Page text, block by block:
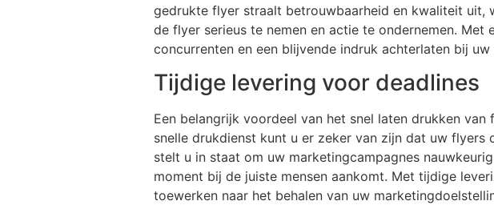
gedrukte flyer straalt betrouwbaarheid en kwaliteit uit,
de flyer serieus te nemen en actie te ondernemen.
concurrenten en een blijvende indruk achterlaten bij
Tijdige levering voor deadlines
Een belangrijk voordeel van het snel laten drukken
snelle drukdienst kunt u er zeker van zijn dat uw
stelt u in staat om uw marketingcampagnes
moment bij de juiste mensen aankomt. Met tijdige
toewerken naar het behalen van uw